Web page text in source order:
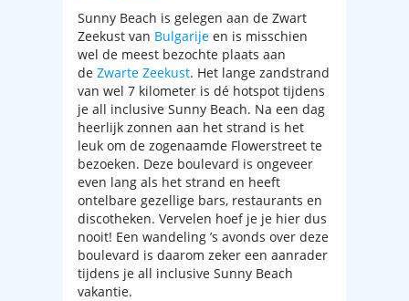
Sunny Beach is gelegen aan de Zwart
Zeekust van Bulgarije en is misschien
wel de meest bezochte plaats aan
de Zwarte Zeekust. Het lange zandstrand
van wel 7 kilometer is dé hotspot tijdens
je all inclusive Sunny Beach. Na een dag
heerlijk zonnen aan het strand is het
leuk om de zogenaamde Flowerstreet te
bezoeken. Deze boulevard is ongeveer
even lang als het strand en heeft
ontelbare gezellige bars, restaurants en
discotheken. Vervelen hoef je je hier dus
nooit! Een wandeling ’s avonds over deze
boulevard is daarom zeker een aanrader
tijdens je all inclusive Sunny Beach
vakantie.